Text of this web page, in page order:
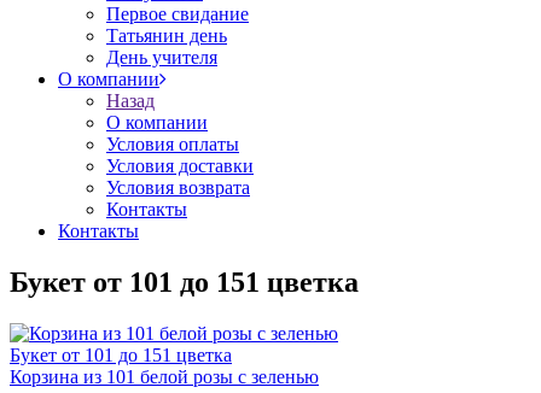
Первое свидание
Татьянин день
День учителя
О компании
Назад
О компании
Условия оплаты
Условия доставки
Условия возврата
Контакты
Контакты
Букет от 101 до 151 цветка
Букет от 101 до 151 цветка
Корзина из 101 белой розы с зеленью